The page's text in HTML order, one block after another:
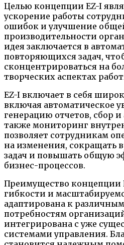
Целью концепции EZ-I
ускорение работы
ошибок и улучшение
производительности
идея заключается в
повторяющихся задач,
сконцентрироваться на
творческих аспектах
EZ-I включает в себя
включая автоматическое
генерацию отчетов, сбор
также мониторинг
позволяет сотрудникам
на изменения, сокращать
задач и повышать общую
бизнес-процессов.
Преимущество концепции
гибкости и
адаптирована к
потребностям
интегрирована с уже
системами управления.